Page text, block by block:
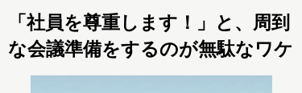
「社員を尊重します！」と、周到
な会議準備をするのが無駄なワケ